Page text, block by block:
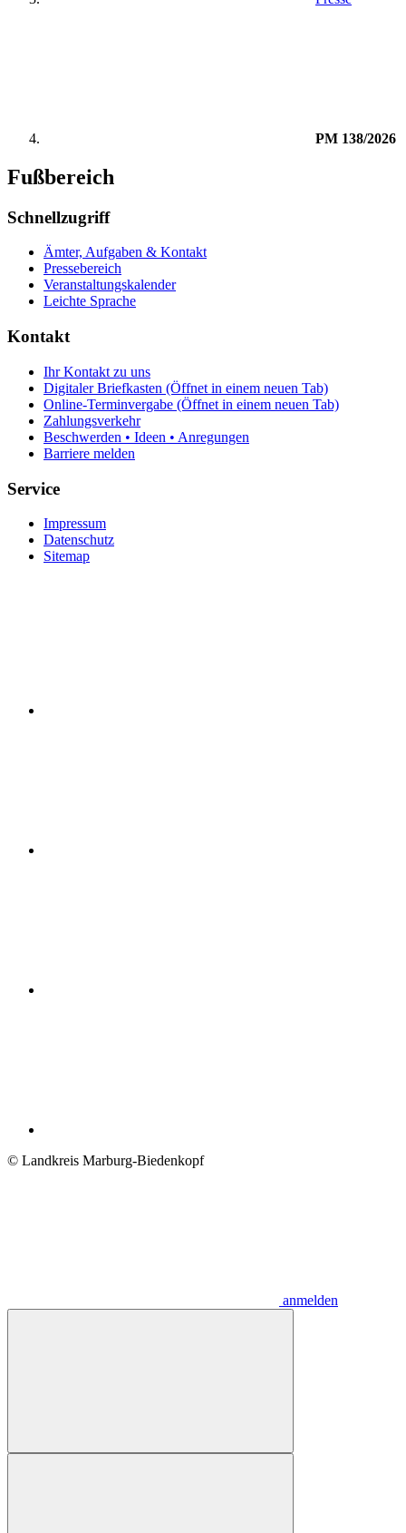
PM 138/2026
Fußbereich
Schnellzugriff
Ämter, Aufgaben & Kontakt
Pressebereich
Veranstaltungskalender
Leichte Sprache
Kontakt
Ihr Kontakt zu uns
Digitaler Briefkasten (Öffnet in einem neuen Tab)
Online-Terminvergabe (Öffnet in einem neuen Tab)
Zahlungsverkehr
Beschwerden • Ideen • Anregungen
Barriere melden
Service
Impressum
Datenschutz
Sitemap
© Landkreis Marburg-Biedenkopf
anmelden